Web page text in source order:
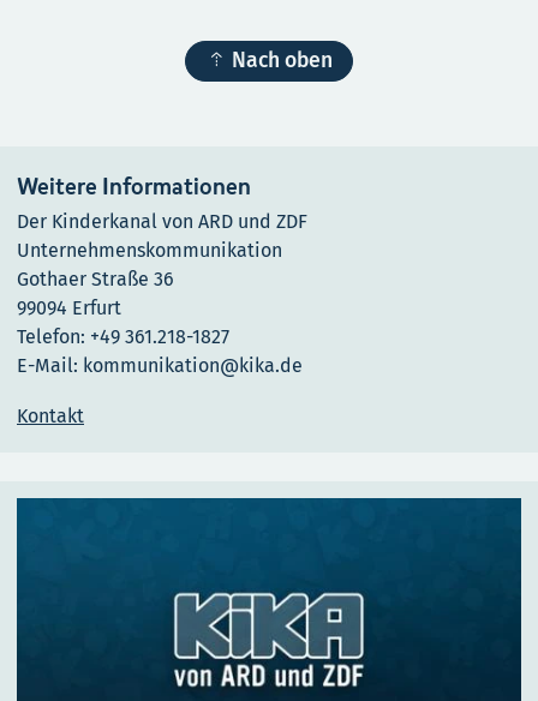
 Nach oben
Weitere Informationen
Der Kinderkanal von ARD und ZDF
Unternehmenskommunikation
Gothaer Straße 36
99094 Erfurt
Telefon: +49 361.218-1827
E-Mail: kommunikation@kika.de
Kontakt